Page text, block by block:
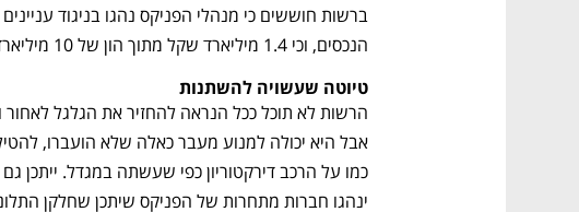
הנכסים, וכי 1.4 מיליארד שקל מתוך הון של 10 מיליארד שקל הם סכום משמעותי ביותר.
טיוטה שעשויה להשתנות